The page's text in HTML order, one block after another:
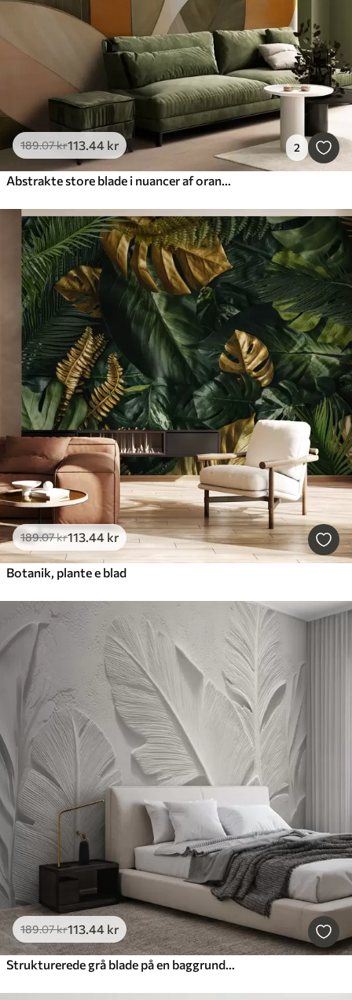
189.07kr113.44 kr 2
Abstrakte store blade i nuancer af orange, brun og grøn, strukturerede, arrangeret på en lys baggrund
189.07kr113.44 kr
Botanik, plante e blad
189.07kr113.44 kr
Strukturerede grå blade på en baggrund med faux gipsrelief